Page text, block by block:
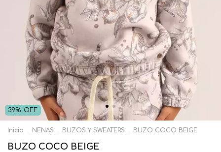
39% OFF
Inicio . NENAS . BUZOS Y SWEATERS . BUZO COCO BEIGE
BUZO COCO BEIGE